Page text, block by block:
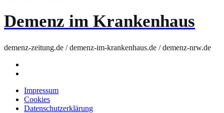
Demenz im Krankenhaus
demenz-zeitung.de / demenz-im-krankenhaus.de / demenz-nrw.de
Impressum
Cookies
Datenschutzerklärung